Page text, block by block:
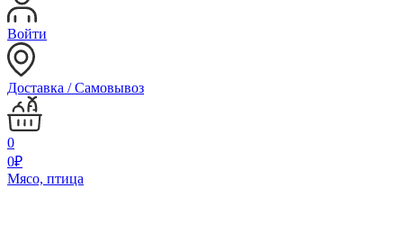
Войти
Доставка / Самовывоз
0
0₽
Мясо, птица